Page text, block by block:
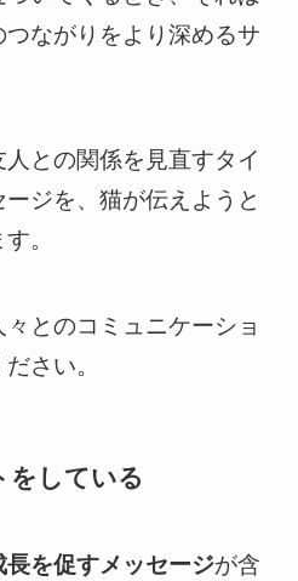
ながりをより深めるサ
との関係を見直すタイ
ジを、猫が伝えようと
。
とのコミュニケーショ
さい。
をしている
長を促すメッセージが含